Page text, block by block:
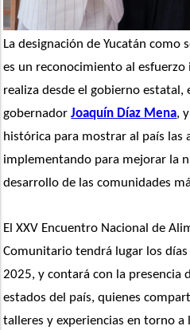
La designación de Yucatán como
es un reconocimiento al
realiza desde el gobierno estatal,
gobernador Joaquín Díaz Mena,
histórica para mostrar al país las
implementando para mejorar la
desarrollo de las comunidades
El XXV Encuentro Nacional de
Comunitario tendrá lugar los
2025, y contará con la presencia
estados del país, quienes
talleres y experiencias en torno